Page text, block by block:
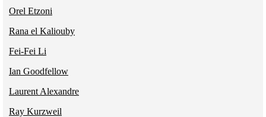
Orel Etzoni
Rana el Kaliouby
Fei-Fei Li
Ian Goodfellow
Laurent Alexandre
Ray Kurzweil